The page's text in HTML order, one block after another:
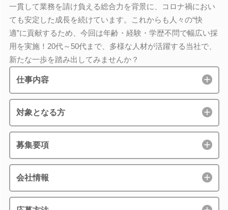
一貫して業務を請け負える総合力を背景に、コロナ禍におい
ても安定した成長を続けています。これからも人々の“快
適”に貢献するため、今回は年齢・経験・学歴不問で幅広い採
用を実施！20代～50代まで、多様な人材が活躍する当社で、
新たな一歩を踏み出してみませんか？
仕事内容
対象となる方
募集要項
会社情報